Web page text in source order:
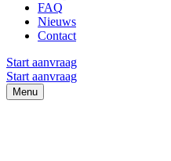
FAQ
Nieuws
Contact
Start aanvraag
Start aanvraag
Menu